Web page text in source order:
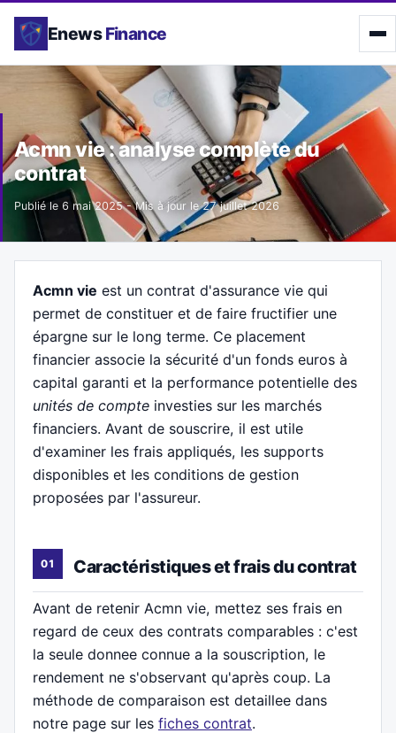
Enews Finance
Acmn vie : analyse complète du
contrat
Publié le 6 mai 2025- Mis à jour le27 juillet 2026
Acmn vie est un contrat d'assurance vie qui
permet de constituer et de faire fructifier une
épargne sur le long terme. Ce placement
financier associe la sécurité d'un fonds euros à
capital garanti et la performance potentielle des
unités de compte investies sur les marchés
financiers. Avant de souscrire, il est utile
d'examiner les frais appliqués, les supports
disponibles et les conditions de gestion
proposées par l'assureur.
Caractéristiques et frais du contrat
Avant de retenir Acmn vie, mettez ses frais en
regard de ceux des contrats comparables : c'est
la seule donnee connue a la souscription, le
rendement ne s'observant qu'après coup. La
méthode de comparaison est detaillee dans
notre page sur les fiches contrat.